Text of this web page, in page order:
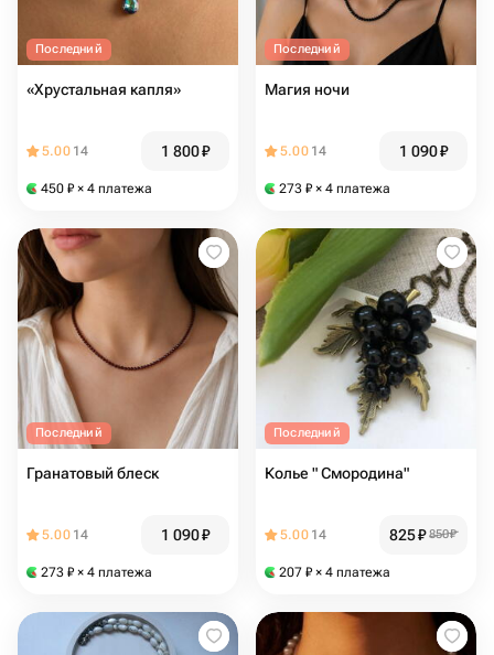
Последний
«Хрустальная капля»
5.00 14 1 800₽
450 ₽ × 4 платежа
Последний
Магия ночи
5.00 14 1 090₽
273 ₽ × 4 платежа
Последний
Гранатовый блеск
5.00 14 1 090₽
273 ₽ × 4 платежа
Последний
Колье " Смородина"
5.00 14 825₽ 850₽
207 ₽ × 4 платежа